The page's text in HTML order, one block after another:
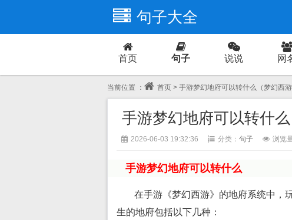
句子大全
首页 句子 说说 网
爱情
当前位置 ： 首页 > 手游梦幻地府可以转什么（梦幻西游
手游梦幻地府可以转什
2026-06-03 19:32:36 分类： 句子 浏览
手游梦幻地府可以转什么
在手游《梦幻西游》的地府系统中，
生的地府包括以下几种：